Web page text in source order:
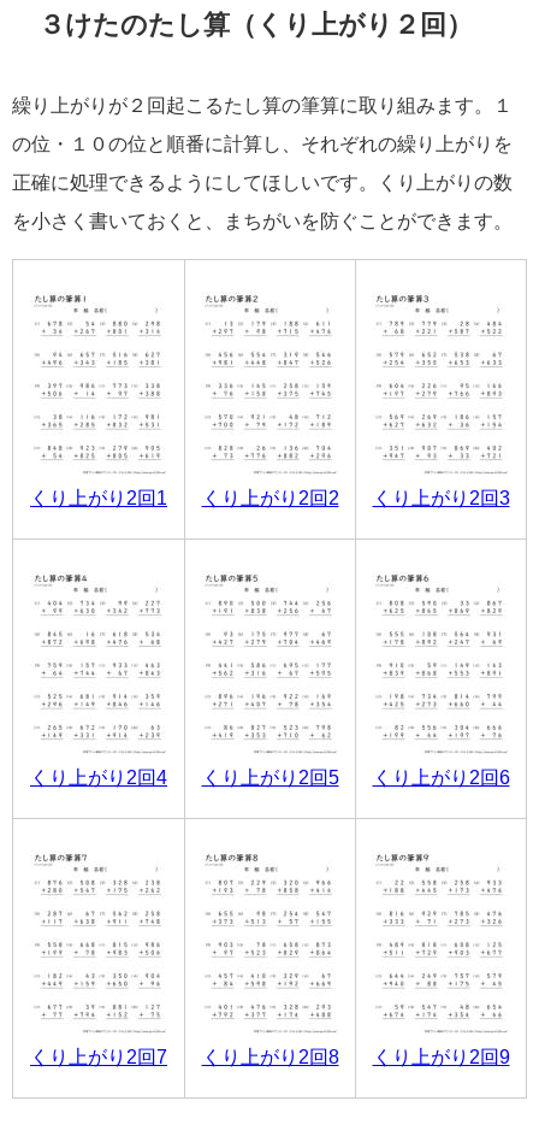
３けたのたし算（くり上がり２回）
繰り上がりが２回起こるたし算の筆算に取り組みます。１
の位・１０の位と順番に計算し、それぞれの繰り上がりを
正確に処理できるようにしてほしいです。くり上がりの数
を小さく書いておくと、まちがいを防ぐことができます。
くり上がり2回1 くり上がり2回2 くり上がり2回3
くり上がり2回4 くり上がり2回5 くり上がり2回6
くり上がり2回7 くり上がり2回8 くり上がり2回9